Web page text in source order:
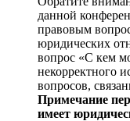
данной
правовым
юридических
вопрос «С кем
некорректного
вопросов,
Примечание
имеет